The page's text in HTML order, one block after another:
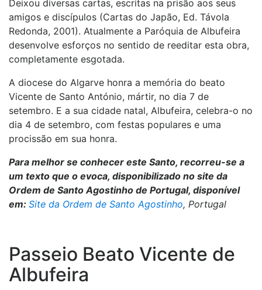
Deixou diversas cartas, escritas na prisão aos seus
amigos e discípulos (Cartas do Japão, Ed. Távola
Redonda, 2001). Atualmente a Paróquia de Albufeira
desenvolve esforços no sentido de reeditar esta obra,
completamente esgotada.
A diocese do Algarve honra a memória do beato
Vicente de Santo António, mártir, no dia 7 de
setembro. E a sua cidade natal, Albufeira, celebra-o no
dia 4 de setembro, com festas populares e uma
procissão em sua honra.
Para melhor se conhecer este Santo, recorreu-se a
um texto que o evoca, disponibilizado no site da
Ordem de Santo Agostinho de Portugal, disponível
em: Site da Ordem de Santo Agostinho, Portugal
Passeio Beato Vicente de
Albufeira